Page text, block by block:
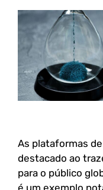
As plataformas
destacado ao
para o público